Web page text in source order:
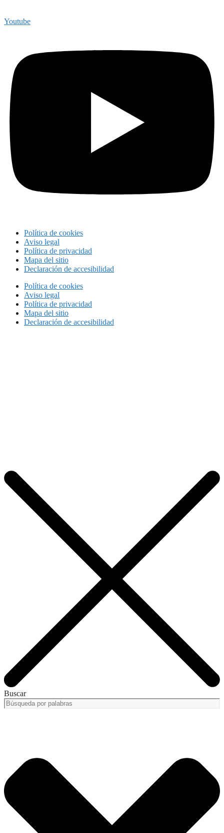
Youtube
Política de cookies
Aviso legal
Política de privacidad
Mapa del sitio
Declaración de accesibilidad
Política de cookies
Aviso legal
Política de privacidad
Mapa del sitio
Declaración de accesibilidad
Buscar